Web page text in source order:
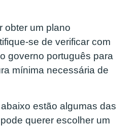
obter um plano
se de verificar com
governo português para
mínima necessária de
estão algumas das
querer escolher um